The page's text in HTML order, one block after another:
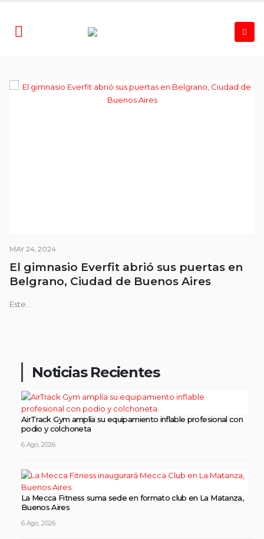
MAY 24, 2024
El gimnasio Everfit abrió sus puertas en
Belgrano, Ciudad de Buenos Aires
Este...
Noticias Recientes
AirTrack Gym amplía su equipamiento inflable profesional con
podio y colchoneta
6 Ago, 2026
La Mecca Fitness suma sede en formato club en La Matanza,
Buenos Aires
6 Ago, 2026